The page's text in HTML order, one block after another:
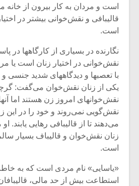
است و مردان به کار بیرون از خانه
قالیبافی و نقش‌خوانی بیشتر در
است.
نگارنده در بسیاری از کارگاهها در
نقش‌خوانی در اختیار زنان است یا
با تعصبها و دیدگاههای شدید جنسی
یکی از زنان نقش‌خوان می‌گفت:
نقش‌خوانهای امروز زن هستند اما
نقش‌گویی نمی‌روند و خود را در این
می‌دهند تا از قالیبافی رهایی یابند.
زنان نقش‌خوان و قالیباف بسیار
است.
«یاسایی» نام مردی است که به خاطر
استطاعت بیش از حد مالی،